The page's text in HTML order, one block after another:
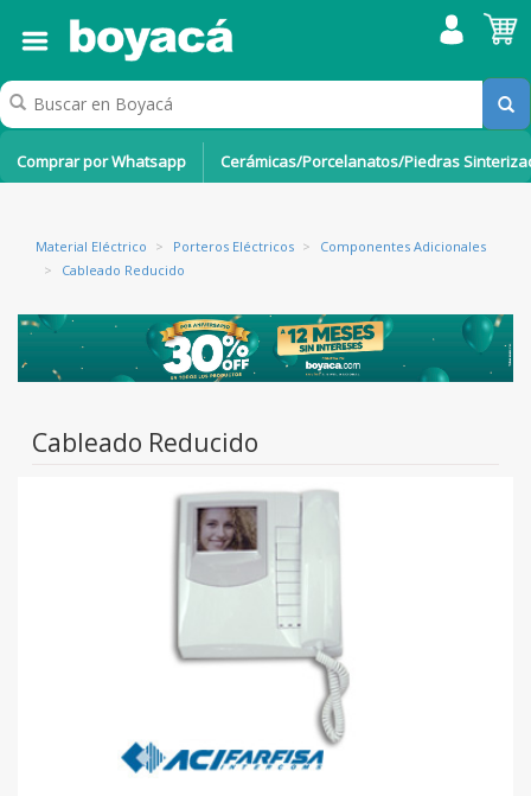
Comprar por Whatsapp Cerámicas/Porcelanatos/Piedras
Material Eléctrico > Porteros Eléctricos >
Componentes Adicionales
>
Cableado Reducido
Cableado Reducido